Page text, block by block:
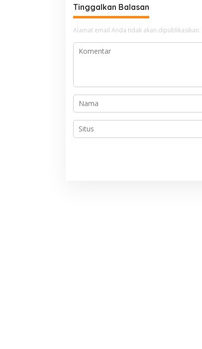
g
a
s
i
s
Tinggalkan Balasan
Alamat email Anda tidak akan dipublikasikan.